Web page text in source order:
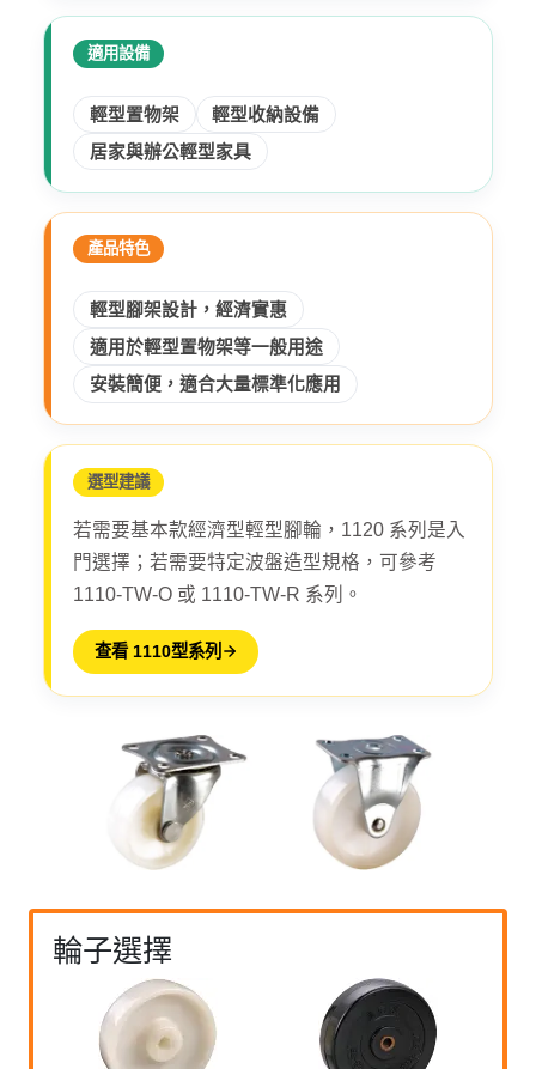
適用設備
輕型置物架
輕型收納設備
居家與辦公輕型家具
產品特色
輕型腳架設計，經濟實惠
適用於輕型置物架等一般用途
安裝簡便，適合大量標準化應用
選型建議
若需要基本款經濟型輕型腳輪，1120 系列是入
門選擇；若需要特定波盤造型規格，可參考
1110-TW-O 或 1110-TW-R 系列。
查看 1110型系列
輪子選擇